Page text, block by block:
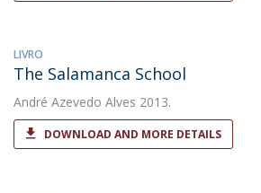
LIVRO
The Salamanca School
André Azevedo Alves 2013.
DOWNLOAD AND MORE DETAILS